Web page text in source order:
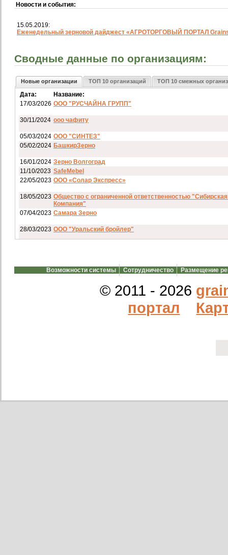
Новости и события:
15.05.2019:
Еженедельный зерновой дайджест «АГРОТОРГОВЫЙ ПОРТАЛ
Сводные данные по организациям:
Новые организации ТОП 10 организаций ТОП 10 смежных
Дата:
Название:
17/03/2026 ООО "РУСЧАЙНА ГРУПП"
30/11/2024 ооо чафиту
05/03/2024 ООО "СИНТЕЗ"
05/02/2024 БашкирЗерно
16/01/2024 Зерно Волгоград
11/10/2023 SafeMebel
22/05/2023 ООО «Солар Экспресс»
18/05/2023 Общество с ограниченной ответственностью
Компания"
07/04/2023 Самара Зерно
28/03/2023 ООО "Уральский бройлер"
20/02/2023 GREENKO
Возможности системы Сотрудничество Размещение
© 2011 - 2026
портал